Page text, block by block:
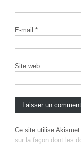
E-mail *
Site web
Ce site utilise Akismet
sur la façon dont les